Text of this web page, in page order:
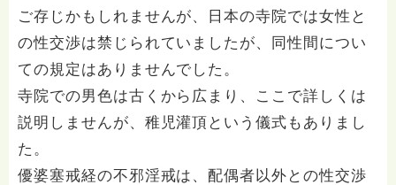
ご存じかもしれませんが、日本の寺院では女性と
の性交渉は禁じられていましたが、同性間につい
ての規定はありませんでした。
寺院での男色は古くから広まり、ここで詳しくは
説明しませんが、稚児灌頂という儀式もありまし
た。
優婆塞戒経の不邪淫戒は、配偶者以外との性交渉